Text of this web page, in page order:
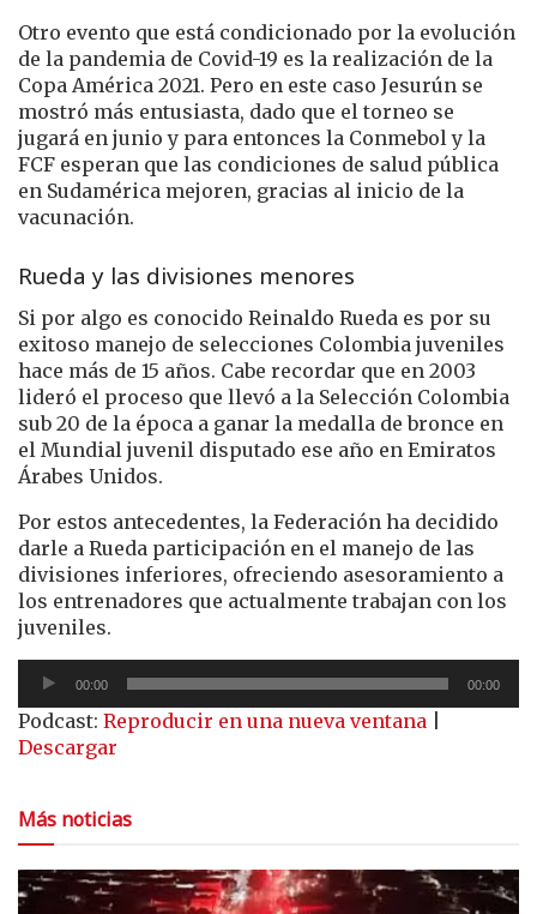
Otro evento que está condicionado por la evolución
de la pandemia de Covid-19 es la realización de la
Copa América 2021. Pero en este caso Jesurún se
mostró más entusiasta, dado que el torneo se
jugará en junio y para entonces la Conmebol y la
FCF esperan que las condiciones de salud pública
en Sudamérica mejoren, gracias al inicio de la
vacunación.
Rueda y las divisiones menores
Si por algo es conocido Reinaldo Rueda es por su
exitoso manejo de selecciones Colombia juveniles
hace más de 15 años. Cabe recordar que en 2003
lideró el proceso que llevó a la Selección Colombia
sub 20 de la época a ganar la medalla de bronce en
el Mundial juvenil disputado ese año en Emiratos
Árabes Unidos.
Por estos antecedentes, la Federación ha decidido
darle a Rueda participación en el manejo de las
divisiones inferiores, ofreciendo asesoramiento a
los entrenadores que actualmente trabajan con los
juveniles.
Reproductor
de
audio
00:00 00:00
Podcast: Reproducir en una nueva ventana
Descargar
Más noticias